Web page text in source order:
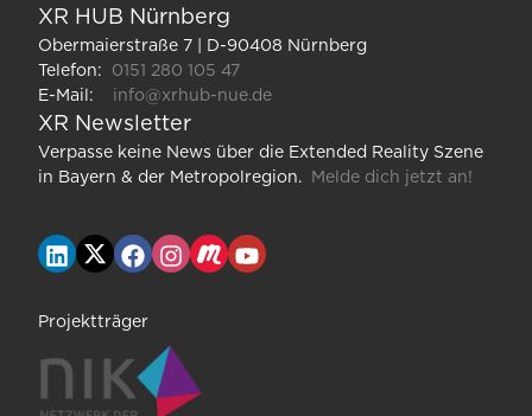
XR HUB Nürnberg
Obermaierstraße 7 | D-90408 Nürnberg
Telefon:
0151 280 105 47
E-Mail:
info@xrhub-nue.de
XR Newsletter
Verpasse keine News über die Extended Reality Szene
in Bayern & der Metropolregion.
Melde dich jetzt an!
Projektträger